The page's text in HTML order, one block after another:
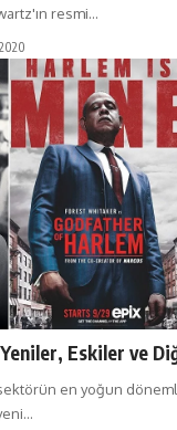
resmi…
Eskiler ve
en yoğun